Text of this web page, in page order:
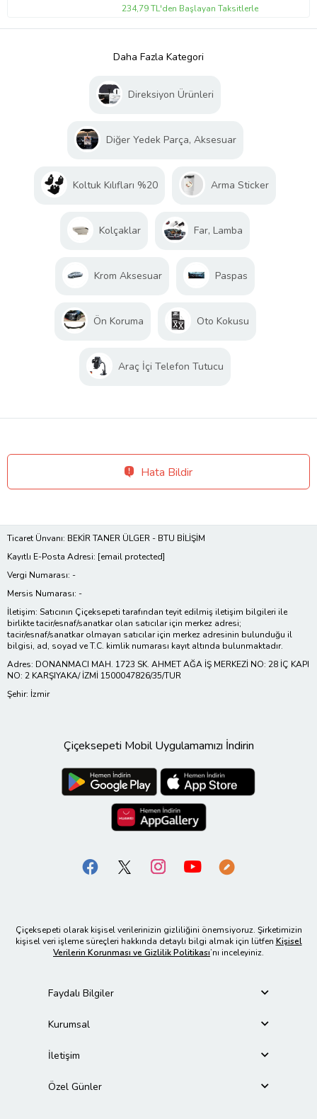
234,79 TL'den Başlayan Taksitlerle
Daha Fazla Kategori
Direksiyon Ürünleri
Diğer Yedek Parça, Aksesuar
Koltuk Kılıfları %20 Arma Sticker
Kolçaklar Far, Lamba
Krom Aksesuar Paspas
Ön Koruma Oto Kokusu
Araç İçi Telefon Tutucu
Hata Bildir
Ticaret Ünvanı: BEKİR TANER ÜLGER - BTU BİLİŞİM
Kayıtlı E-Posta Adresi: [email protected]
Vergi Numarası: -
Mersis Numarası: -
İletişim: Satıcının Çiçeksepeti tarafından teyit edilmiş iletişim bilgileri ile
birlikte tacir/esnaf/sanatkar olan satıcılar için merkez adresi;
tacir/esnaf/sanatkar olmayan satıcılar için merkez adresinin bulunduğu il
bilgisi, ad, soyad ve T.C. kimlik numarası kayıt altında bulunmaktadır.
Adres: DONANMACI MAH. 1723 SK. AHMET AĞA İŞ MERKEZİ NO: 28 İÇ KAPI
NO: 2 KARŞIYAKA/ İZMİ 1500047826/35/TUR
Şehir: İzmir
Çiçeksepeti Mobil Uygulamamızı İndirin
Çiçeksepeti olarak kişisel verilerinizin gizliliğini önemsiyoruz. Şirketimizin
kişisel veri işleme süreçleri hakkında detaylı bilgi almak için lütfen Kişisel
Verilerin Korunması ve Gizlilik Politikası’nı inceleyiniz.
Faydalı Bilgiler
Kurumsal
İletişim
Özel Günler